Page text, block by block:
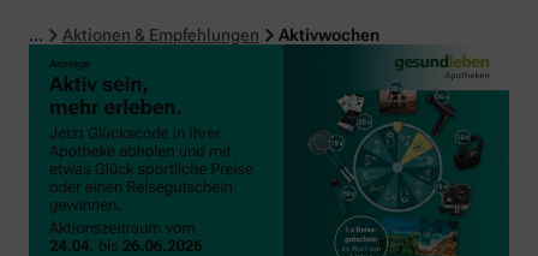
... Aktionen & Empfehlungen Aktivwochen